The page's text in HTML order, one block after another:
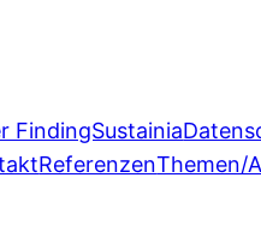
FindingSustainia
ReferenzenThemen/